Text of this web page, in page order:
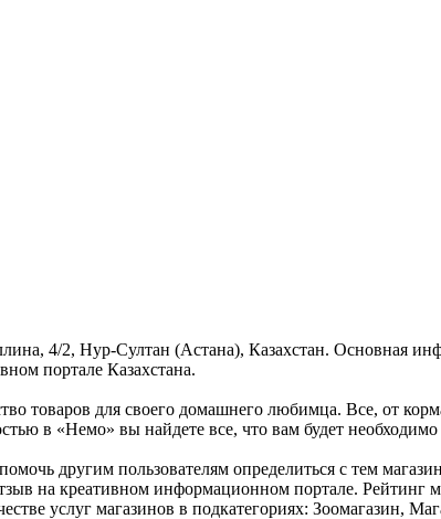
4/2, Нур-Султан (Астана), Казахстан. Основная
портале Казахстана.
товаров для своего домашнего любимца. Все, от
в «Немо» вы найдете все, что вам будет
другим пользователям определиться с тем
на креативном информационном портале. Рейтинг
услуг магазинов в подкатегориях: Зоомагазин,